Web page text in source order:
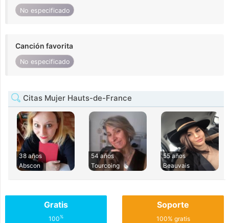
No especificado
Canción favorita
No especificado
Citas Mujer Hauts-de-France
38 años
Abscon
54 años
Tourcoing
55 años
Beauvais
Gratis
100%
Soporte
100% gratis